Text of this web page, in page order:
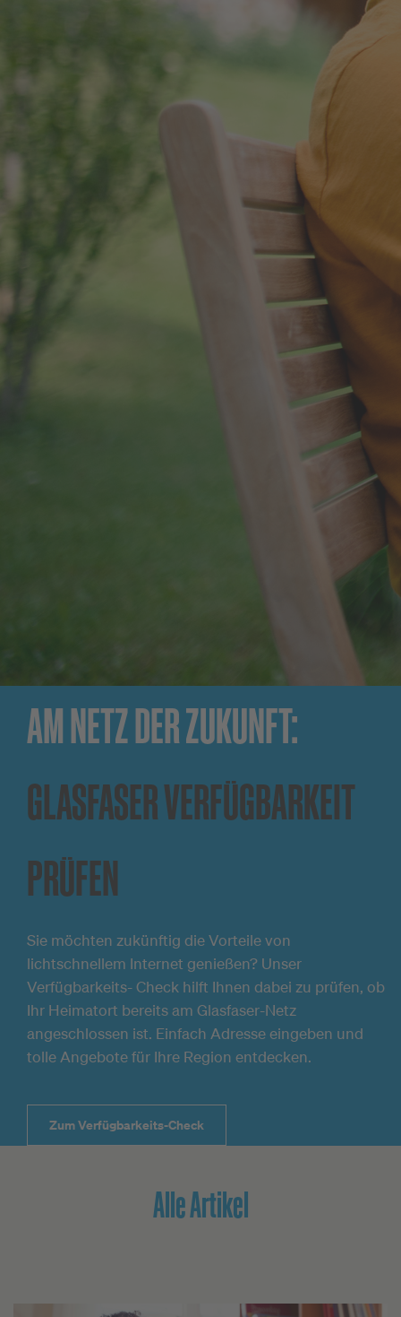
AM NETZ DER ZUKUNFT:
GLASFASER VERFÜGBARKEIT
PRÜFEN
Sie möchten zukünftig die Vorteile von
lichtschnellem Internet genießen? Unser
Verfügbarkeits- Check hilft Ihnen dabei zu prüfen, ob
Ihr Heimatort bereits am Glasfaser-Netz
angeschlossen ist. Einfach Adresse eingeben und
tolle Angebote für Ihre Region entdecken.
Zum Verfügbarkeits-Check
Alle Artikel